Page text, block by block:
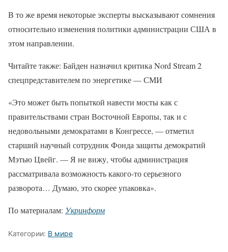
В то же время некоторые эксперты высказывают сомнения
относительно изменения политики администрации США в
этом направлении.
Читайте также: Байден назначил критика Nord Stream 2
спецпредставителем по энергетике — СМИ
«Это может быть попыткой навести мосты как с
правительствами стран Восточной Европы, так и с
недовольными демократами в Конгрессе, — отметил
старший научный сотрудник Фонда защиты демократий
Мэтью Цвейг. — Я не вижу, чтобы администрация
рассматривала возможность какого-то серьезного
разворота… Думаю, это скорее упаковка».
По материалам: Укринформ
Категории: В мире